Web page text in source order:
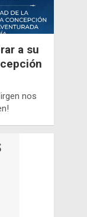
a su
nos